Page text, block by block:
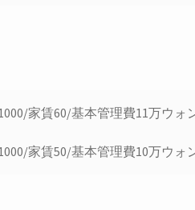
家賃60/基本管理費11万ウォ
家賃50/基本管理費10万ウォ